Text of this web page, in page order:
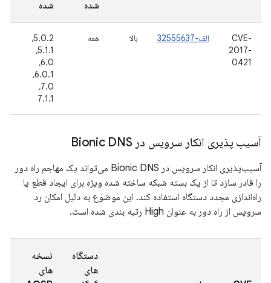
شده
شده
CVE-
2017-
0421
الف-32555637 بالا همه
5.0.2،
5.1.1،
6.0،
6.0.1،
7.0،
7.1.1
آسیب پذیری انکار سرویس در Bionic DNS
آسیب‌پذیری انکار سرویس در Bionic DNS می‌تواند یک مهاجم راه دور
را قادر سازد تا از یک بسته شبکه ساخته شده ویژه برای ایجاد قطع یا
راه‌اندازی مجدد دستگاه استفاده کند. این موضوع به دلیل امکان رد
سرویس از راه دور به عنوان High رتبه بندی شده است.
دستگاه
های
نسخه
های